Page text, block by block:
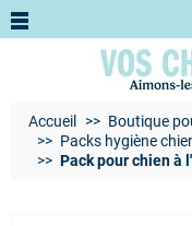
Accueil Boutique
Packs hygiène
Pack pour chien à